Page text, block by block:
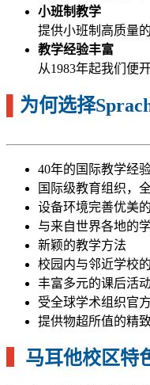
小班制教学
提供小班制高质量
教学经验丰富
从1983年起我们便
为何选择
40年的国际教学经
国际级教育组织，
设备环境完善优美
与来自世界各地的
新颖的教学方法
校园内与邻近学校
丰富多元的课后活
受全球学术组织官
提供物超所值的精
马耳他校区特